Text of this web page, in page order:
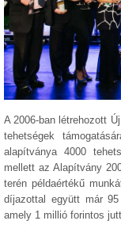
A 2006-ban létrehozott
tehetségek
alapítványa 4000
mellett az Alapítvány
terén példaértékű
díjazottal együtt már
amely 1 millió forintos